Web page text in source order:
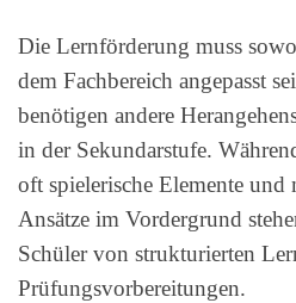
Die Lernförderung muss
dem Fachbereich angepasst
benötigen andere
in der Sekundarstufe.
oft spielerische Elemente und
Ansätze im Vordergrund
Schüler von strukturierten
Prüfungsvorbereitungen.